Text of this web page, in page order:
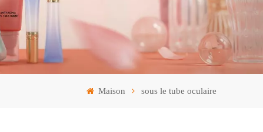
Deutsch
Italiano
Maison sous le tube oculaire